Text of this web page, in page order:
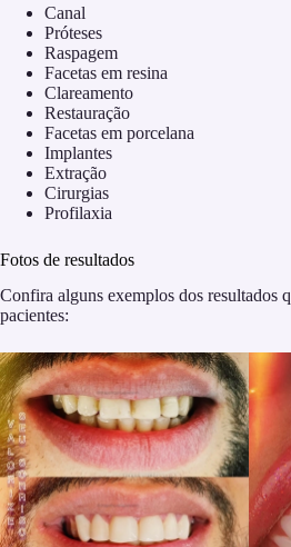
Canal
Próteses
Raspagem
Facetas em resina
Clareamento
Restauração
Facetas em porcelana
Implantes
Extração
Cirurgias
Profilaxia
Fotos de resultados
Confira alguns exemplos dos resultados
pacientes: